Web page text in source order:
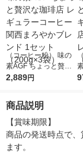
（コーヒー粉） 味の
素AGF ちょっと贅沢
な珈琲店 レギュラー
（200g×3袋）
2,889円
商品説明
【賞味期限】
商品の発送時点で
ます。